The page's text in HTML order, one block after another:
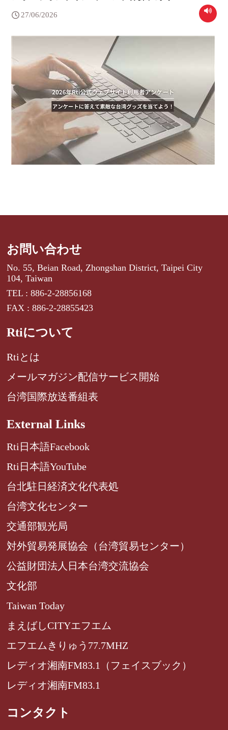
27/06/2026
お問い合わせ
No. 55, Beian Road, Zhongshan District, Taipei City
104, Taiwan
TEL : 886-2-28856168
FAX : 886-2-28855423
Rtiについて
Rtiとは
メールマガジン配信サービス開始
台湾国際放送番組表
External Links
Rti日本語Facebook
Rti日本語YouTube
台北駐日経済文化代表処
台湾文化センター
交通部観光局
対外貿易発展協会（台湾貿易センター）
公益財団法人日本台湾交流協会
文化部
Taiwan Today
まえばしCITYエフエム
エフエムきりゅう77.7MHZ
レディオ湘南FM83.1（フェイスブック）
レディオ湘南FM83.1
コンタクト